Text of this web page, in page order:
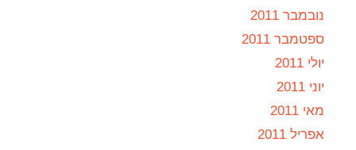
נובמבר 2011
ספטמבר 2011
יולי 2011
יוני 2011
מאי 2011
אפריל 2011